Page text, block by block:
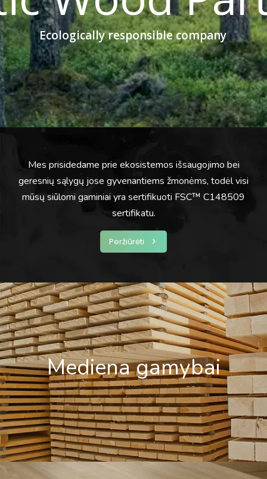
Ecologically Responsible Company
Ecologically responsible company
Mes prisidedame prie ekosistemos išsaugojimo bei
geresnių sąlygų jose gyvenantiems žmonėms, todėl visi
mūsų siūlomi gaminiai yra sertifikuoti FSC™ C148509
sertifikatu.
Peržiūrėti
Mediena gamybai